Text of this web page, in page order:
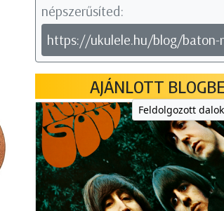
népszerűsíted:
https://ukulele.hu/blog/baton-
AJÁNLOTT
Feldolgozott dalok